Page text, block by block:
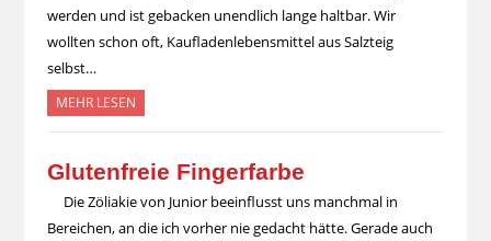
werden und ist gebacken unendlich lange haltbar. Wir
wollten schon oft, Kaufladenlebensmittel aus Salzteig
selbst…
MEHR LESEN
Glutenfreie Fingerfarbe
Die Zöliakie von Junior beeinflusst uns manchmal in
Bereichen, an die ich vorher nie gedacht hätte. Gerade auch